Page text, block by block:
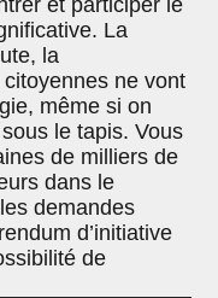
et participer le
La
la
ne vont
même si on
le tapis. Vous
de milliers de
dans le
demandes
d’initiative
de